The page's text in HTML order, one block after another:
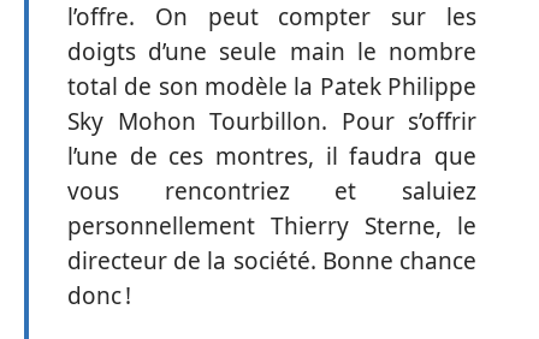
l’offre. On peut compter sur les
doigts d’une seule main le nombre
total de son modèle la Patek Philippe
Sky Mohon Tourbillon. Pour s’offrir
l’une de ces montres, il faudra que
vous rencontriez et saluiez
personnellement Thierry Sterne, le
directeur de la société. Bonne chance
donc !